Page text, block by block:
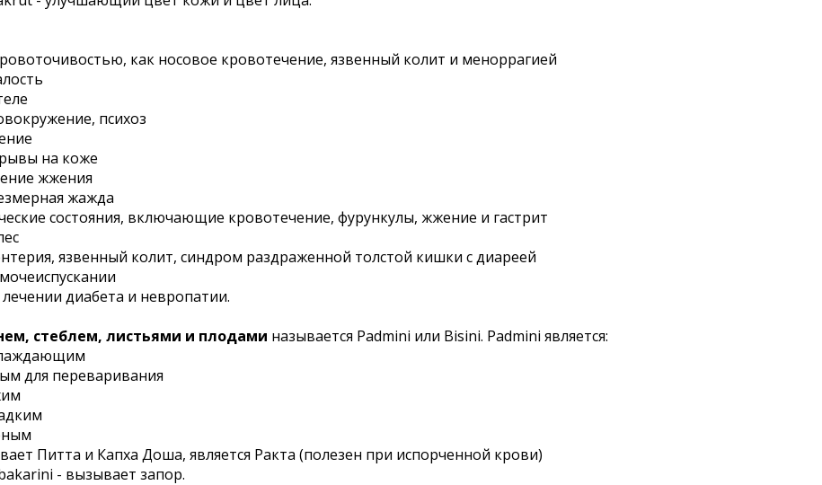
как носовое кровотечение, язвенный колит и меноррагией
психоз
на коже
жжения
жажда
состояния, включающие кровотечение, фурункулы, жжение и гастрит
язвенный колит, синдром раздраженной толстой кишки с диареей
диабета и невропатии.
стеблем, листьями и плодами называется Padmini или Bisini. Padmini является:
для переваривания
Питта и Капха Доша, является Ракта (полезен при испорченной крови)
- вызывает запор.